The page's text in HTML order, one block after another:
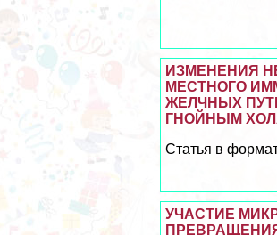
ИЗМЕНЕНИЯ
МЕСТНОГО
ЖЕЛЧНЫХ
ГНОЙНЫМ
Статья в
УЧАСТИЕ